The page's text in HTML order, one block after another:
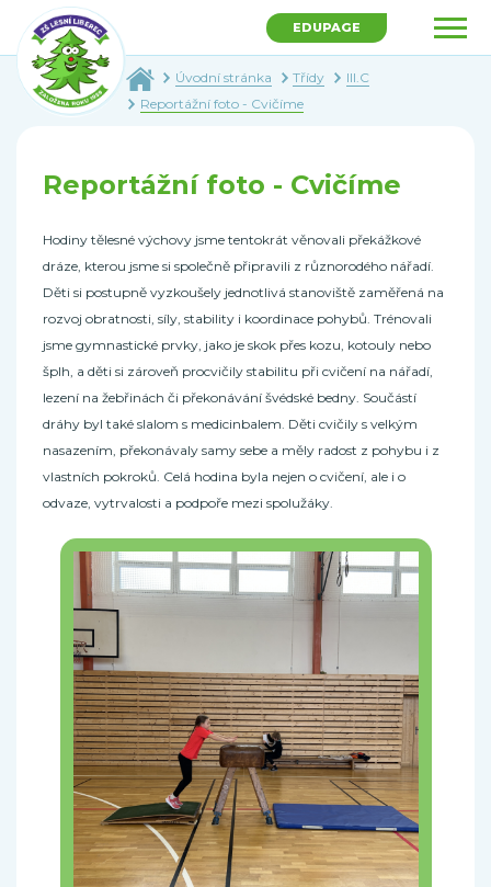
EDUPAGE
Úvodní stránka Třídy
III.C
Reportážní foto - Cvičíme
Reportážní foto - Cvičíme
Hodiny tělesné výchovy jsme tentokrát věnovali překážkové
dráze, kterou jsme si společně připravili z různorodého nářadí.
Děti si postupně vyzkoušely jednotlivá stanoviště zaměřená na
rozvoj obratnosti, síly, stability i koordinace pohybů. Trénovali
jsme gymnastické prvky, jako je skok přes kozu, kotouly nebo
šplh, a děti si zároveň procvičily stabilitu při cvičení na nářadí,
lezení na žebřinách či překonávání švédské bedny. Součástí
dráhy byl také slalom s medicinbalem. Děti cvičily s velkým
nasazením, překonávaly samy sebe a měly radost z pohybu i z
vlastních pokroků. Celá hodina byla nejen o cvičení, ale i o
odvaze, vytrvalosti a podpoře mezi spolužáky.